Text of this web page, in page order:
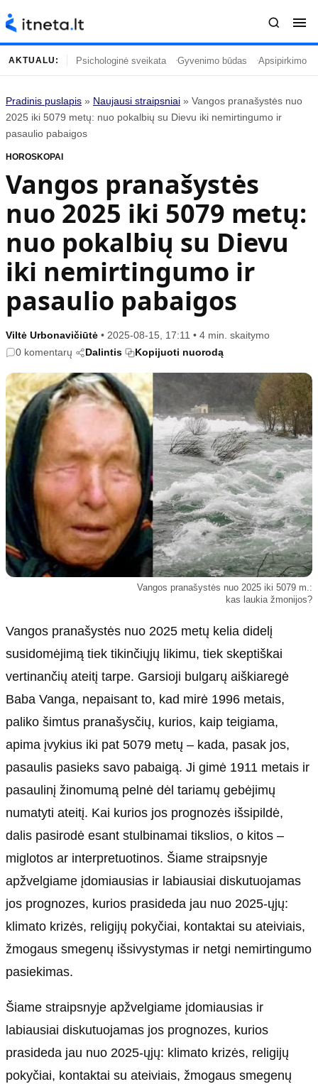
Turinys
Naujausi straipsniai
Gyvenimas
Įdomybės
Mada
Namai ir interjeras
Temos
Technologijos
Gyvenimo būdas
Tėvai ir vaikai
Populiaru
Karjera
Psichologinė sveikata
Tvari mada
Informacija
Privatumo politika
Reklamos politika
Slapukų politika
Redakcija
Apie mus
Autoriai
Kontaktai
Redakcinė politika
AKTUALU: Psichologinė sveikata Gyvenimo būdas Apsipirkimo
Pradinis puslapis » Naujausi straipsniai » Vangos pranašystės nuo
2025 iki 5079 metų: nuo pokalbių su Dievu iki nemirtingumo ir
pasaulio pabaigos
HOROSKOPAI
Vangos pranašystės
nuo 2025 iki 5079 metų:
nuo pokalbių su Dievu
iki nemirtingumo ir
pasaulio pabaigos
Viltė Urbonavičiūtė • 2025-08-15, 17:11 • 4 min. skaitymo
0 komentarų
Dalintis Kopijuoti nuorodą
Vangos pranašystės nuo 2025 iki 5079 m.:
kas laukia žmonijos?
Vangos pranašystės nuo 2025 metų kelia didelį
susidomėjimą tiek tikinčiųjų likimu, tiek skeptiškai
vertinančių ateitį tarpe. Garsioji bulgarų aiškiaregė
Baba Vanga, nepaisant to, kad mirė 1996 metais,
paliko šimtus pranašysčių, kurios, kaip teigiama,
apima įvykius iki pat 5079 metų – kada, pasak jos,
pasaulis pasieks savo pabaigą. Ji gimė 1911 metais ir
pasaulinį žinomumą pelnė dėl tariamų gebėjimų
numatyti ateitį. Kai kurios jos prognozės išsipildė,
dalis pasirodė esant stulbinamai tikslios, o kitos –
miglotos ar interpretuotinos. Šiame straipsnyje
apžvelgiame įdomiausias ir labiausiai diskutuojamas
jos prognozes, kurios prasideda jau nuo 2025-ųjų:
klimato krizės, religijų pokyčiai, kontaktai su ateiviais,
žmogaus smegenų išsivystymas ir netgi nemirtingumo
pasiekimas.
Šiame straipsnyje apžvelgiame įdomiausias ir
labiausiai diskutuojamas jos prognozes, kurios
prasideda jau nuo 2025-ųjų: klimato krizės, religijų
pokyčiai, kontaktai su ateiviais, žmogaus smegenų